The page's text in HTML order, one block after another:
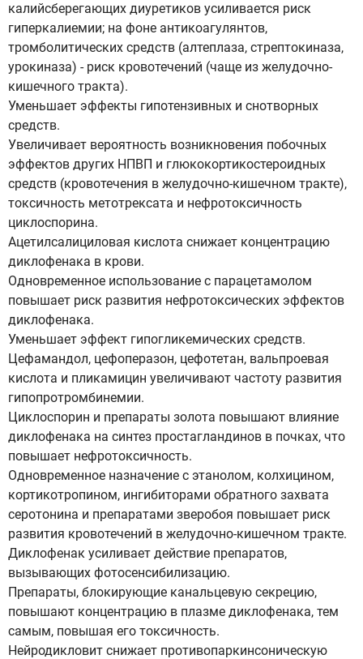
калийсберегающих диуретиков усиливается риск
гиперкалиемии; на фоне антикоагулянтов,
тромболитических средств (алтеплаза, стрептокиназа,
урокиназа) - риск кровотечений (чаще из желудочно-
кишечного тракта).
Уменьшает эффекты гипотензивных и снотворных
средств.
Увеличивает вероятность возникновения побочных
эффектов других НПВП и глюкокортикостероидных
средств (кровотечения в желудочно-кишечном тракте),
токсичность метотрексата и нефротоксичность
циклоспорина.
Ацетилсалициловая кислота снижает концентрацию
диклофенака в крови.
Одновременное использование с парацетамолом
повышает риск развития нефротоксических эффектов
диклофенака.
Уменьшает эффект гипогликемических средств.
Цефамандол, цефоперазон, цефотетан, вальпроевая
кислота и пликамицин увеличивают частоту развития
гипопротромбинемии.
Циклоспорин и препараты золота повышают влияние
диклофенака на синтез простагландинов в почках, что
повышает нефротоксичность.
Одновременное назначение с этанолом, колхицином,
кортикотропином, ингибиторами обратного захвата
серотонина и препаратами зверобоя повышает риск
развития кровотечений в желудочно-кишечном тракте.
Диклофенак усиливает действие препаратов,
вызывающих фотосенсибилизацию.
Препараты, блокирующие канальцевую секрецию,
повышают концентрацию в плазме диклофенака, тем
самым, повышая его токсичность.
Нейродикловит снижает противопаркинсоническую